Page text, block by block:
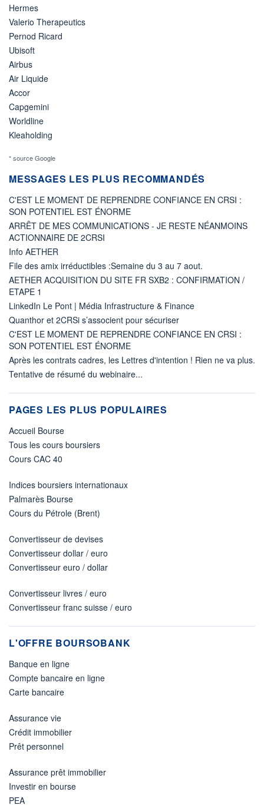
Hermes
Valerio Therapeutics
Pernod Ricard
Ubisoft
Airbus
Air Liquide
Accor
Capgemini
Worldline
Kleaholding
* source Google
MESSAGES LES PLUS RECOMMANDÉS
C'EST LE MOMENT DE REPRENDRE CONFIANCE EN CRSI :
SON POTENTIEL EST ÉNORME
ARRÊT DE MES COMMUNICATIONS - JE RESTE NÉANMOINS
ACTIONNAIRE DE 2CRSI
Info AETHER
File des amix irréductibles :Semaine du 3 au 7 aout.
AETHER ACQUISITION DU SITE FR SXB2 : CONFIRMATION /
ETAPE 1
LinkedIn Le Pont | Média Infrastructure & Finance
Quanthor et 2CRSi s’associent pour sécuriser
C'EST LE MOMENT DE REPRENDRE CONFIANCE EN CRSI :
SON POTENTIEL EST ÉNORME
Après les contrats cadres, les Lettres d'intention ! Rien ne va plus.
Tentative de résumé du webinaire...
PAGES LES PLUS POPULAIRES
Accueil Bourse
Tous les cours boursiers
Cours CAC 40
Indices boursiers internationaux
Palmarès Bourse
Cours du Pétrole (Brent)
Convertisseur de devises
Convertisseur dollar / euro
Convertisseur euro / dollar
Convertisseur livres / euro
Convertisseur franc suisse / euro
L'OFFRE BOURSOBANK
Banque en ligne
Compte bancaire en ligne
Carte bancaire
Assurance vie
Crédit immobilier
Prêt personnel
Assurance prêt immobilier
Investir en bourse
PEA